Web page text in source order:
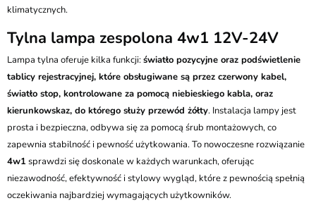
klimatycznych.
Tylna lampa zespolona 4w1 12V-24V
Lampa tylna oferuje kilka funkcji:światło pozycyjne oraz podświetlenie
tablicy rejestracyjnej, które obsługiwane są przez czerwony kabel,
światło stop, kontrolowane za pomocą niebieskiego kabla, oraz
kierunkowskaz, do którego służy przewód żółty. Instalacja lampy jest
prosta i bezpieczna, odbywa się za pomocą śrub montażowych, co
zapewnia stabilność i pewność użytkowania. To nowoczesne rozwiązanie
4w1 sprawdzi się doskonale w każdych warunkach, oferując
niezawodność, efektywność i stylowy wygląd, które z pewnością spełnią
oczekiwania najbardziej wymagających użytkowników.